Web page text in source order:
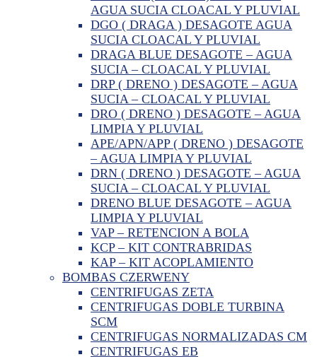
AGUA SUCIA CLOACAL Y PLUVIAL
DGO ( DRAGA ) DESAGOTE AGUA
SUCIA CLOACAL Y PLUVIAL
DRAGA BLUE DESAGOTE – AGUA
SUCIA – CLOACAL Y PLUVIAL
DRP ( DRENO ) DESAGOTE – AGUA
SUCIA – CLOACAL Y PLUVIAL
DRO ( DRENO ) DESAGOTE – AGUA
LIMPIA Y PLUVIAL
APE/APN/APP ( DRENO ) DESAGOTE
– AGUA LIMPIA Y PLUVIAL
DRN ( DRENO ) DESAGOTE – AGUA
SUCIA – CLOACAL Y PLUVIAL
DRENO BLUE DESAGOTE – AGUA
LIMPIA Y PLUVIAL
VAP – RETENCION A BOLA
KCP – KIT CONTRABRIDAS
KAP – KIT ACOPLAMIENTO
BOMBAS CZERWENY
CENTRIFUGAS ZETA
CENTRIFUGAS DOBLE TURBINA
SCM
CENTRIFUGAS NORMALIZADAS CM
CENTRIFUGAS EB